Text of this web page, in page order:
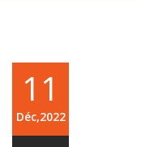
11
Déc,2022